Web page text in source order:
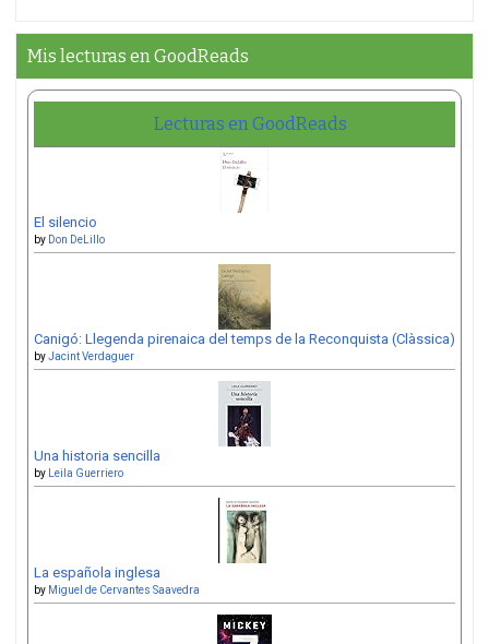
Mis lecturas en GoodReads
Lecturas en GoodReads
El silencio
by Don DeLillo
Canigó: Llegenda pirenaica del temps de la Reconquista (Clàssica)
byJacint Verdaguer
Una historia sencilla
by Leila Guerriero
La española inglesa
by Miguel de Cervantes Saavedra